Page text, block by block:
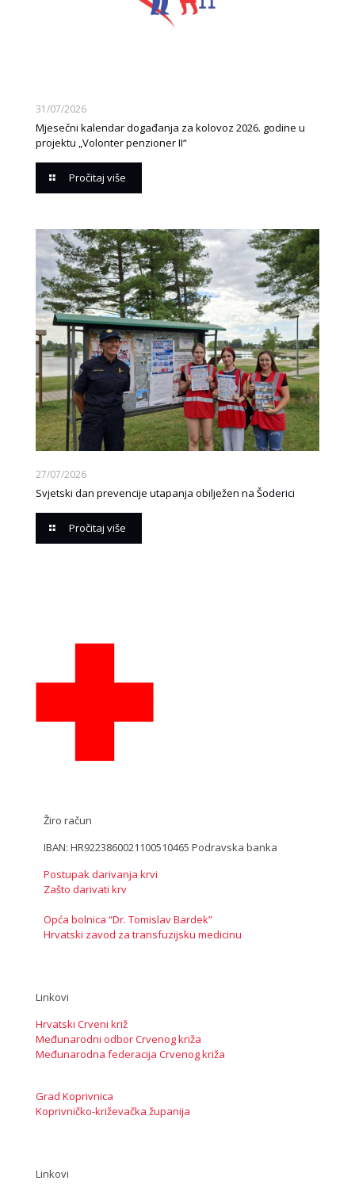
31/07/2026
Mjesečni kalendar događanja za kolovoz 2026. godine u
projektu „Volonter penzioner II“
Pročitaj više
27/07/2026
Svjetski dan prevencije utapanja obilježen na Šoderici
Pročitaj više
Žiro račun
IBAN: HR9223860021100510465 Podravska banka
Postupak darivanja krvi
Zašto darivati krv
Opća bolnica “Dr. Tomislav Bardek”
Hrvatski zavod za transfuzijsku medicinu
Linkovi
Hrvatski Crveni križ
Međunarodni odbor Crvenog križa
Međunarodna federacija Crvenog križa
Grad Koprivnica
Koprivničko-križevačka županija
Linkovi